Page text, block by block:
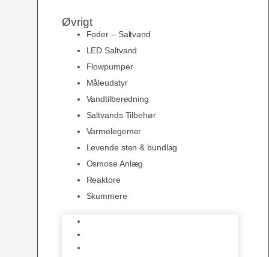
Øvrigt
Foder – Saltvand
LED Saltvand
Flowpumper
Måleudstyr
Vandtilberedning
Saltvands Tilbehør
Varmelegemer
Levende sten & bundlag
Osmose Anlæg
Reaktore
Skummere